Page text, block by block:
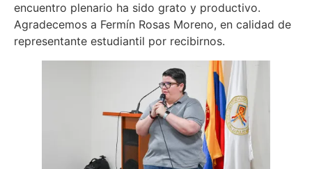
encuentro plenario ha sido grato y productivo.
Agradecemos a Fermín Rosas Moreno, en calidad de
representante estudiantil por recibirnos.